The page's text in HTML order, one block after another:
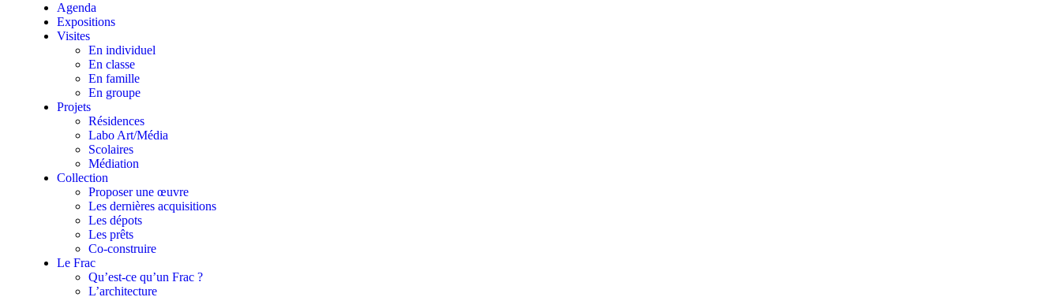
Agenda
Expositions
Visites
En individuel
En classe
En famille
En groupe
Projets
Résidences
Labo Art/Média
Scolaires
Médiation
Collection
Proposer une œuvre
Les dernières acquisitions
Les dépots
Les prêts
Co-construire
Le Frac
Qu’est-ce qu’un Frac ?
L’architecture